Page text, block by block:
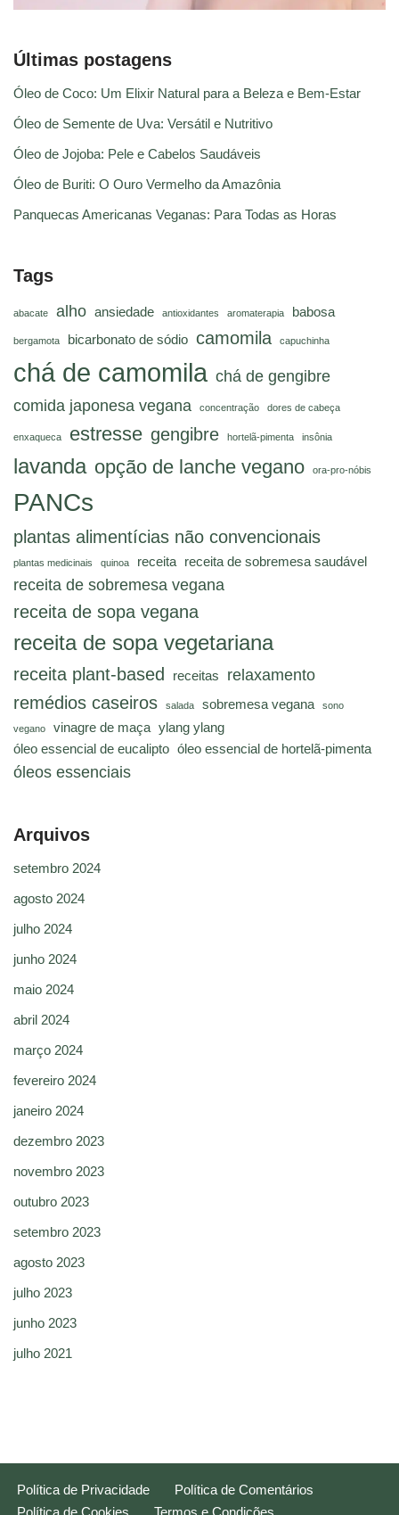
Últimas postagens
Óleo de Coco: Um Elixir Natural para a Beleza e Bem-Estar
Óleo de Semente de Uva: Versátil e Nutritivo
Óleo de Jojoba: Pele e Cabelos Saudáveis
Óleo de Buriti: O Ouro Vermelho da Amazônia
Panquecas Americanas Veganas: Para Todas as Horas
Tags
abacate alho ansiedade antioxidantes aromaterapia babosa
bergamota bicarbonato de sódio camomila capuchinha
chá de camomila chá de gengibre
comida japonesa vegana
concentração dores de cabeça
enxaqueca estresse gengibre hortelã-pimenta insônia
lavanda opção de lanche vegano ora-pro-nóbis
PANCs
plantas alimentícias não convencionais
plantas medicinais quinoa receita receita de sobremesa saudável
receita de sobremesa vegana
receita de sopa vegana
receita de sopa vegetariana
receita plant-based receitas relaxamento
remédios caseiros salada sobremesa vegana sono
vegano vinagre de maça ylang ylang
óleo essencial de eucalipto óleo essencial de hortelã-pimenta
óleos essenciais
Arquivos
setembro 2024
agosto 2024
julho 2024
junho 2024
maio 2024
abril 2024
março 2024
fevereiro 2024
janeiro 2024
dezembro 2023
novembro 2023
outubro 2023
setembro 2023
agosto 2023
julho 2023
junho 2023
julho 2021
Política de Privacidade
Política de Comentários
Política de Cookies
Termos e Condições